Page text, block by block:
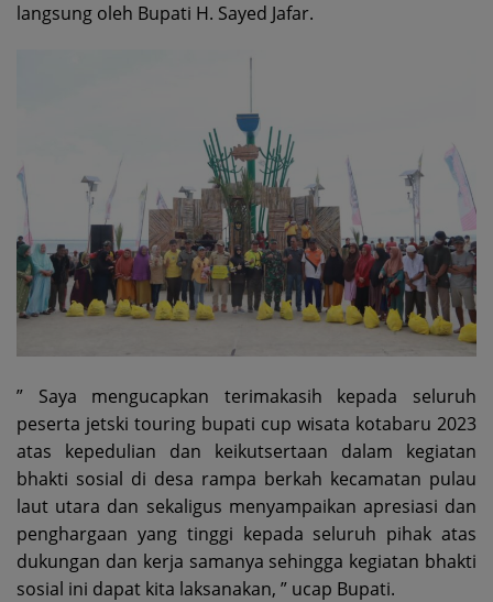
langsung oleh Bupati H. Sayed Jafar.
” Saya mengucapkan terimakasih kepada seluruh
peserta jetski touring bupati cup wisata kotabaru 2023
atas kepedulian dan keikutsertaan dalam kegiatan
bhakti sosial di desa rampa berkah kecamatan pulau
laut utara dan sekaligus menyampaikan apresiasi dan
penghargaan yang tinggi kepada seluruh pihak atas
dukungan dan kerja samanya sehingga kegiatan bhakti
sosial ini dapat kita laksanakan, ” ucap Bupati.